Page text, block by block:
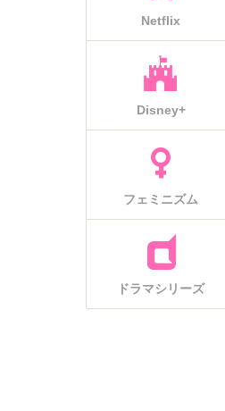
Netflix
Disney+
フェミニズム
ドラマシリーズ